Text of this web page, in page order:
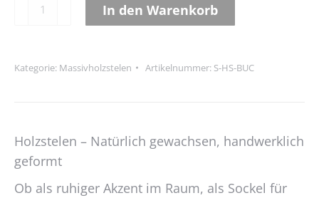
In den Warenkorb
Kategorie: Massivholzstelen Artikelnummer: S-HS-BUC
Holzstelen – Natürlich gewachsen, handwerklich
geformt
Ob als ruhiger Akzent im Raum, als Sockel für